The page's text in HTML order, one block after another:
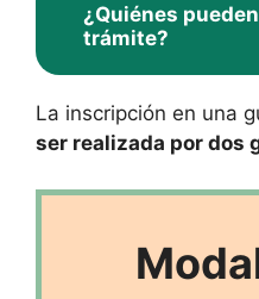
¿Quiénes
trámite?
La inscripción en una
ser realizada por dos